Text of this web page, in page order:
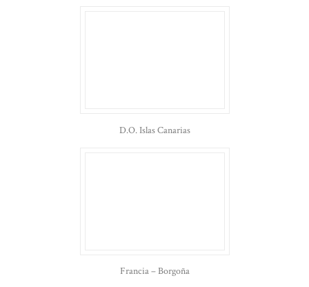
D.O. Islas Canarias
Francia – Borgoña